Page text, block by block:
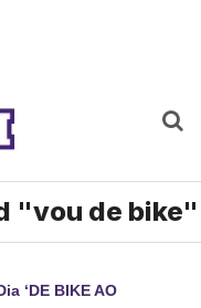
"vou de bike"
‘DE BIKE AO